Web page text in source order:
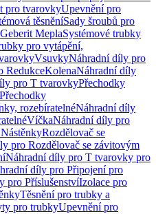
pro tvarovkyUpevnění pro
těsněníSady šroubů pro
Geberit MeplaSystémové trubky
pro vytápění,
VsuvkyNáhradní díly pro
RedukceKolenaNáhradní díly
pro T tvarovkyPřechodky
rozebíratelnéNáhradní díly
VíčkaNáhradní díly pro
Rozdělovač se
pro Rozdělovač se závitovým
Náhradní díly pro T tvarovky pro
díly pro Připojení pro
pro PříslušenstvíIzolace pro
Těsnění pro trubky a
pro trubkyUpevnění pro